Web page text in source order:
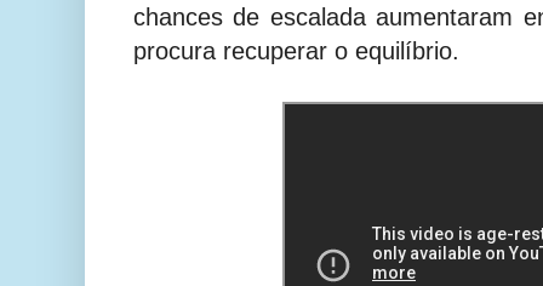
chances de escalada aumentaram
procura recuperar o equilíbrio.